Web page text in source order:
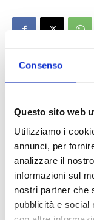
Consenso
Questo sito web
Utilizziamo i
annunci, per
analizzare il
informazioni sul
nostri partner che
pubblicità e social